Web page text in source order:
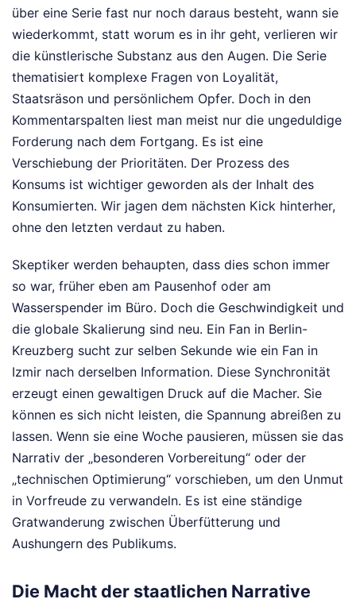
über eine Serie fast nur noch daraus besteht, wann sie
wiederkommt, statt worum es in ihr geht, verlieren wir
die künstlerische Substanz aus den Augen. Die Serie
thematisiert komplexe Fragen von Loyalität,
Staatsräson und persönlichem Opfer. Doch in den
Kommentarspalten liest man meist nur die ungeduldige
Forderung nach dem Fortgang. Es ist eine
Verschiebung der Prioritäten. Der Prozess des
Konsums ist wichtiger geworden als der Inhalt des
Konsumierten. Wir jagen dem nächsten Kick hinterher,
ohne den letzten verdaut zu haben.
Skeptiker werden behaupten, dass dies schon immer
so war, früher eben am Pausenhof oder am
Wasserspender im Büro. Doch die Geschwindigkeit und
die globale Skalierung sind neu. Ein Fan in Berlin-
Kreuzberg sucht zur selben Sekunde wie ein Fan in
Izmir nach derselben Information. Diese Synchronität
erzeugt einen gewaltigen Druck auf die Macher. Sie
können es sich nicht leisten, die Spannung abreißen zu
lassen. Wenn sie eine Woche pausieren, müssen sie das
Narrativ der „besonderen Vorbereitung“ oder der
„technischen Optimierung“ vorschieben, um den Unmut
in Vorfreude zu verwandeln. Es ist eine ständige
Gratwanderung zwischen Überfütterung und
Aushungern des Publikums.
Die Macht der staatlichen Narrative